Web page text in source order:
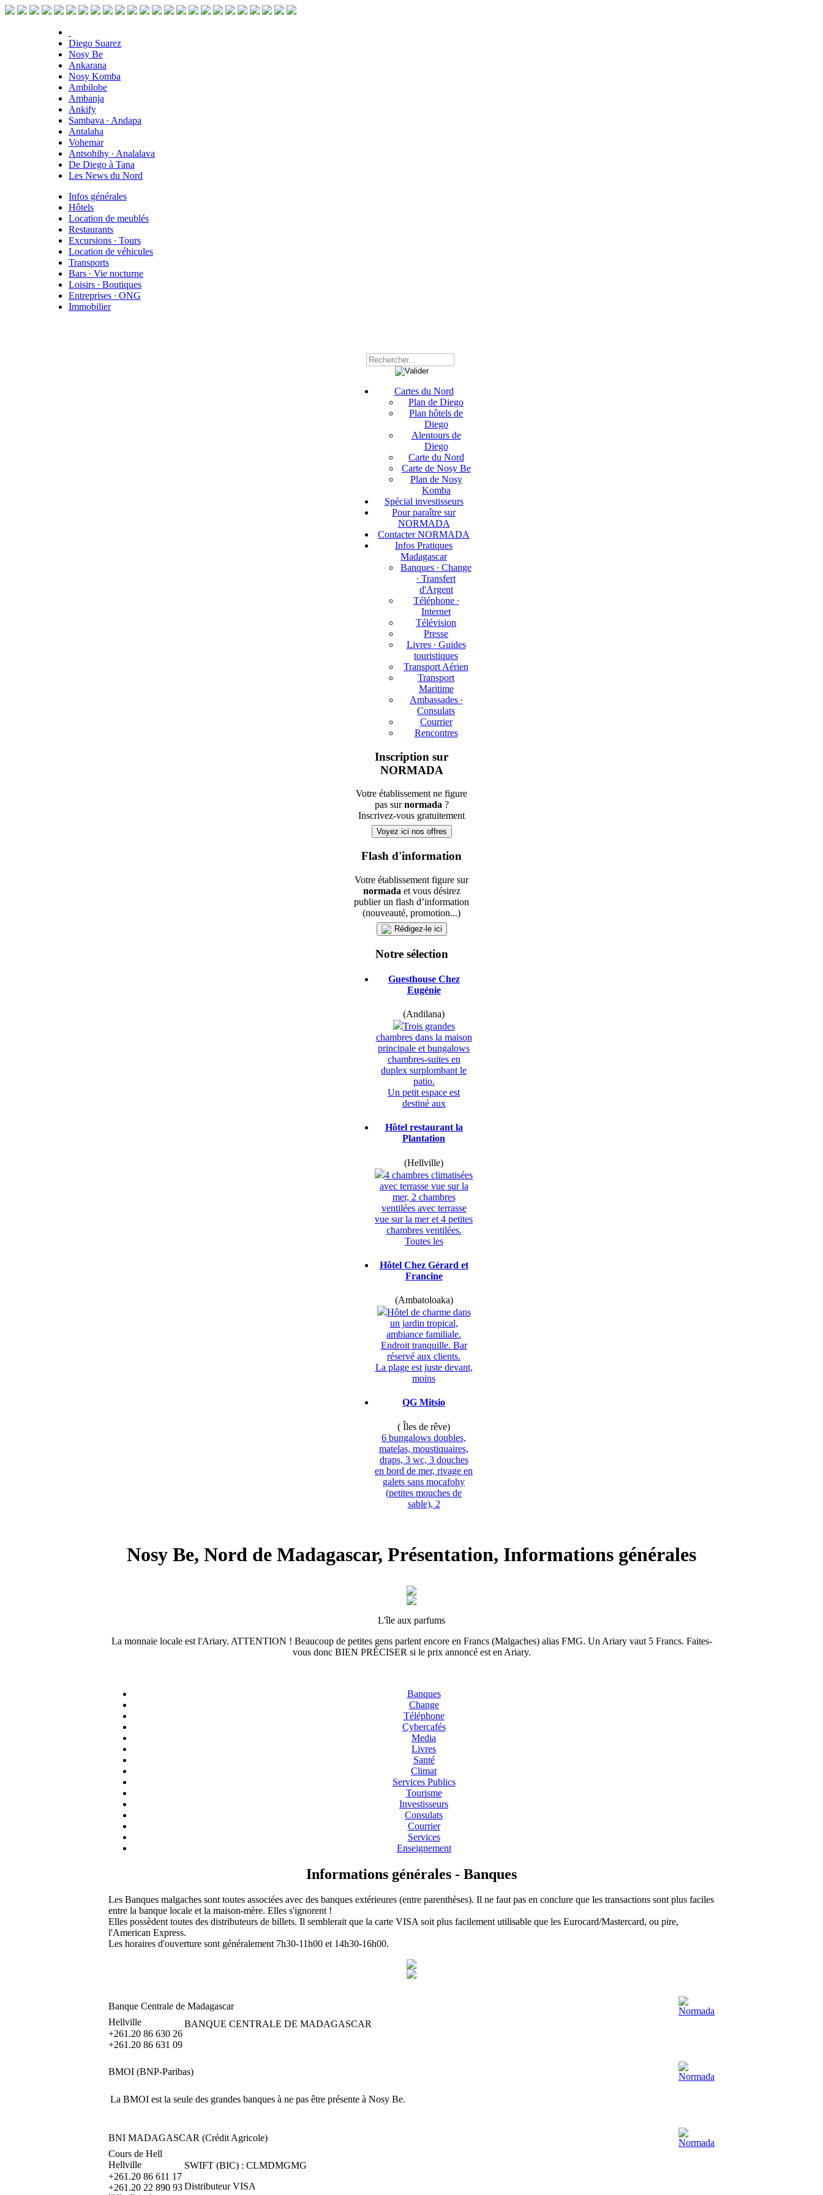
Diego Suarez
Nosy Be
Ankarana
Nosy Komba
Ambilobe
Ambanja
Ankify
Sambava ∙ Andapa
Antalaha
Vohemar
Antsohihy ∙ Analalava
De Diego à Tana
Les News du Nord
Infos générales
Hôtels
Location de meublés
Restaurants
Excursions ∙ Tours
Location de véhicules
Transports
Bars ∙ Vie nocturne
Loisirs ∙ Boutiques
Entreprises ∙ ONG
Immobilier
Cartes du Nord
Plan de Diego
Plan hôtels de
Diego
Alentours de
Diego
Carte du Nord
Carte de Nosy Be
Plan de Nosy
Komba
Spécial investisseurs
Pour paraître sur
NORMADA
Contacter NORMADA
Infos Pratiques
Madagascar
Banques ∙ Change
∙ Transfert
d'Argent
Téléphone ∙
Internet
Télévision
Presse
Livres ∙ Guides
touristiques
Transport Aérien
Transport
Maritime
Ambassades ∙
Consulats
Courrier
Rencontres
Inscription sur
NORMADA
Votre établissement ne figure
pas surnormada?
Inscrivez-vous gratuitement
Voyez ici nos offres
Flash d'information
Votre établissement figure sur
normada et vous désirez
publier un flash d’information
(nouveauté, promotion...)
Rédigez-le ici
Notre sélection
Guesthouse Chez
Eugénie
(Andilana)
Trois grandes
chambres dans la maison
principale et bungalows
chambres-suites en
duplex surplombant le
patio.
Un petit espace est
destiné aux
Hôtel restaurant la
Plantation
(Hellville)
4 chambres climatisées
avec terrasse vue sur la
mer, 2 chambres
ventilées avec terrasse
vue sur la mer et 4 petites
chambres ventilées.
Toutes les
Hôtel Chez Gérard et
Francine
(Ambatoloaka)
Hôtel de charme dans
un jardin tropical,
ambiance familiale.
Endroit tranquille. Bar
réservé aux clients.
La plage est juste devant,
moins
QG Mitsio
( Îles de rêve)
6 bungalows doubles,
matelas, moustiquaires,
draps, 3 wc, 3 douches
en bord de mer, rivage en
galets sans mocafohy
(petites mouches de
sable), 2
Nosy Be, Nord de Madagascar, Présentation, Informations générales
L'île aux parfums
La monnaie locale est l'Ariary. ATTENTION ! Beaucoup de petites gens parlent encore en Francs (Malgaches) alias FMG. Un Ariary vaut 5 Francs. Faites-
vous donc BIEN PRÉCISER si le prix annoncé est en Ariary.
Banques
Change
Téléphone
Cybercafés
Media
Livres
Santé
Climat
Services Publics
Tourisme
Investisseurs
Consulats
Courrier
Services
Enseignement
Informations générales - Banques
Les Banques malgaches sont toutes associées avec des banques extérieures (entre parenthèses). Il ne faut pas en conclure que les transactions sont plus faciles
entre la banque locale et la maison-mère. Elles s'ignorent !
Elles possèdent toutes des distributeurs de billets. Il semblerait que la carte VISA soit plus facilement utilisable que les Eurocard/Mastercard, ou pire,
l'American Express.
Les horaires d'ouverture sont généralement 7h30-11h00 et 14h30-16h00.
Banque Centrale de Madagascar
Hellville
+261.20 86 630 26
+261.20 86 631 09
BANQUE CENTRALE DE MADAGASCAR
BMOI (BNP-Paribas)
La BMOI est la seule des grandes banques à ne pas être présente à Nosy Be.
BNI MADAGASCAR (Crédit Agricole)
Cours de Hell
Hellville
+261.20 86 611 17
+261.20 22 890 93
SWIFT (BIC) : CLMDMGMG
Distributeur VISA